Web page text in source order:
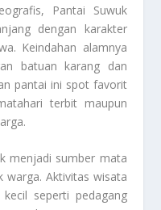
Pantai Suwuk
dengan karakter
Keindahan alamnya
batuan karang dan
pantai ini spot favorit
terbit maupun
menjadi sumber mata
warga. Aktivitas wisata
seperti pedagang